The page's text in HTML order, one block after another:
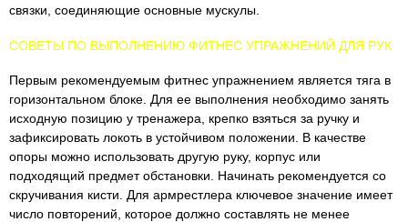
связки, соединяющие основные мускулы.
СОВЕТЫ ПО ВЫПОЛНЕНИЮ ФИТНЕС УПРАЖНЕНИЙ ДЛЯ РУК
Первым рекомендуемым фитнес упражнением является тяга в
горизонтальном блоке. Для ее выполнения необходимо занять
исходную позицию у тренажера, крепко взяться за ручку и
зафиксировать локоть в устойчивом положении. В качестве
опоры можно использовать другую руку, корпус или
подходящий предмет обстановки. Начинать рекомендуется со
скручивания кисти. Для армрестлера ключевое значение имеет
число повторений, которое должно составлять не менее